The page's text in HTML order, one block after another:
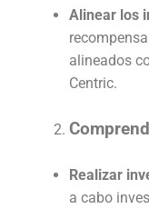
Alinear los
alineados
Centric.
Realizar
a cabo